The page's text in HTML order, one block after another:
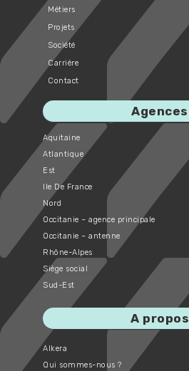
Métiers
Projets
Société
Carrière
Contact
Agences
Aquitaine
Atlantique
Est
Ile De France
Nord
Occitanie – agence principale
Occitanie – antenne
Rhône-Alpes
Siège social
Sud-Est
A propos
Alkera
Qui sommes-nous ?